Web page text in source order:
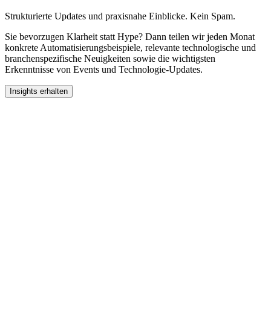
Strukturierte Updates und praxisnahe Einblicke. Kein Spam.
Sie bevorzugen Klarheit statt Hype? Dann teilen wir jeden Monat
konkrete Automatisierungsbeispiele, relevante technologische und
branchenspezifische Neuigkeiten sowie die wichtigsten
Erkenntnisse von Events und Technologie-Updates.
Insights erhalten